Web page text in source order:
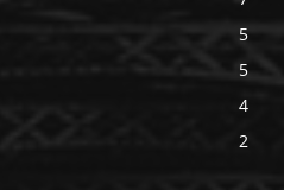
5
5
4
2